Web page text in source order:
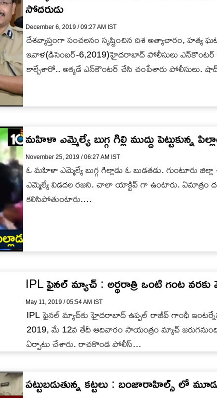
సోదరుడు
December 6, 2019 / 09:27 AM IST
దేశవ్యాప్తంగా సంచలనం సృష్టించిన దిశ అత్యాచారం, హత్య
ఇవాళ(డిసెంబర్-6,2019)హైదరాబాద్ పోలీసులు ఎన్‌కౌంటర్
కాల్చేశారో.. అక్కడే ఎన్‌కౌంటర్ చేసి చంపేశారు పోలీసులు.
మహిళా ఎమ్మెల్యే బుగ్గ గిల్లి ముద్దు పెట్టుకున్న
November 25, 2019 / 06:27 AM IST
ఓ మహిళా ఎమ్మెల్యే బుగ్గ గిల్లాడు ఓ బుడతడు. గుంటూరు
ఎమ్మెల్యే విడదల రజని. చాలా యాక్టివ్ గా ఉంటారు. ఏమాత్రం
కలిసిపోతుంటారు.…
IPL ఫైనల్ మ్యాచ్ : అర్థరాత్రి ఒంటి గంట వరకు
May 11, 2019 / 05:54 AM IST
IPL ఫైనల్ మ్యాచ్‌‌కు హైదరాబాద్ ఉప్పల్ రాజీవ్ గాంధీ
2019, మే 12వ తేదీ ఆదివారం సాయంత్రం మ్యాచ్
ఏర్పాటు చేశారు. రాచకొండ పోలీస్…
పట్టుబడుతున్న కట్టలు : బంజారాహిల్స్ లో